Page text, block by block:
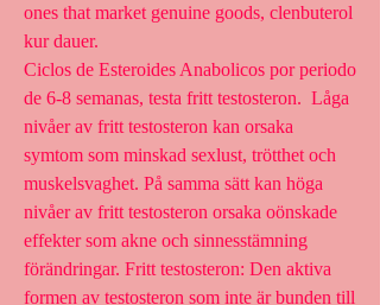
ones that market genuine goods, clenbuterol
kur dauer.
Ciclos de Esteroides Anabolicos por periodo
de 6-8 semanas, testa fritt testosteron.  Låga
nivåer av fritt testosteron kan orsaka
symtom som minskad sexlust, trötthet och
muskelsvaghet. På samma sätt kan höga
nivåer av fritt testosteron orsaka oönskade
effekter som akne och sinnesstämning
förändringar. Fritt testosteron: Den aktiva
formen av testosteron som inte är bunden till